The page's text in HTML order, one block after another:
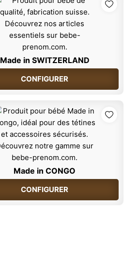
Made in SWITZERLAND
CONFIGURER
Made in CONGO
CONFIGURER